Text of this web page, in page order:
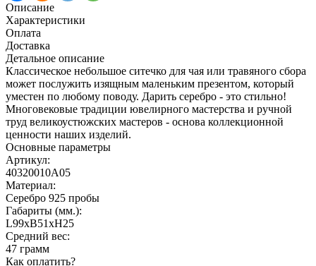
Описание
Характеристики
Оплата
Доставка
Детальное описание
Классическое небольшое ситечко для чая или травяного сбора
может послужить изящным маленьким презентом, который
уместен по любому поводу. Дарить серебро - это стильно!
Многовековые традиции ювелирного мастерства и ручной
труд великоустюжских мастеров - основа коллекционной
ценности наших изделий.
Основные параметры
Артикул:
40320010А05
Материал:
Серебро 925 пробы
Габариты (мм.):
L99хB51хH25
Средний вес:
47 грамм
Как оплатить?